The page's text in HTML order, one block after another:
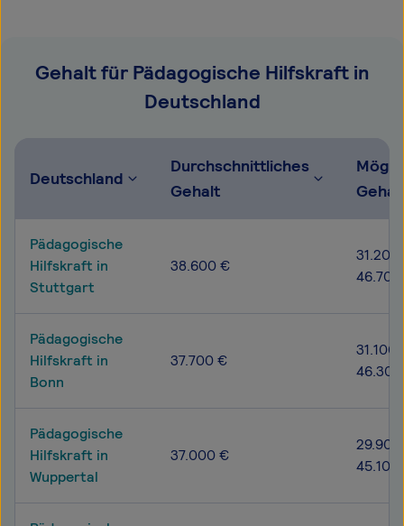
Gehalt für Pädagogische Hilfskraft in
Deutschland
Deutschland
Durchschnittliches
Gehalt
Pädagogische
Hilfskraft in
Stuttgart
38.600 €
Pädagogische
Hilfskraft in
Bonn
37.700 €
31.100
Pädagogische
Hilfskraft in
Wuppertal
37.000 €